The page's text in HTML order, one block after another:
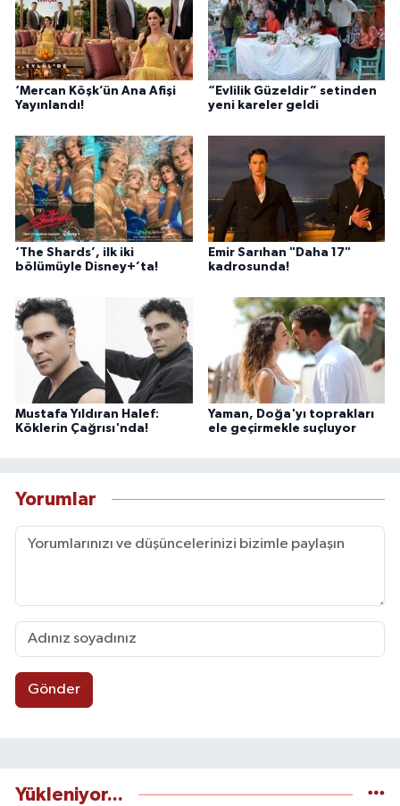
‘Mercan Köşk’ün Ana Afişi
Yayınlandı!
“Evlilik Güzeldir” setinden
yeni kareler geldi
‘The Shards’, ilk iki
bölümüyle Disney+’ta!
Emir Sarıhan "Daha 17"
kadrosunda!
Mustafa Yıldıran Halef:
Köklerin Çağrısı'nda!
Yaman, Doğa'yı toprakları
ele geçirmekle suçluyor
Yorumlar
Gönder
Yükleniyor...